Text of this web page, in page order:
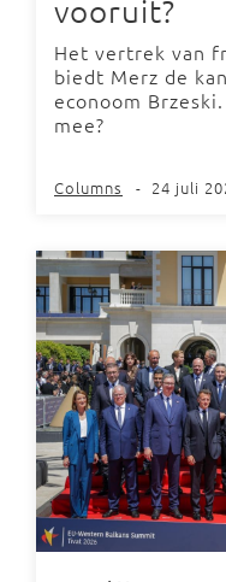
vooruit?
Het vertrek van
biedt Merz de
econoom
mee?
Columns - 24 juli